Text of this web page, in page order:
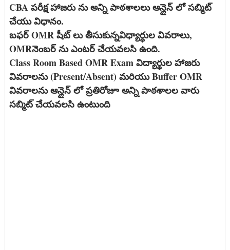
CBA పరీక్ష హాజరు ను అన్ని పాఠశాలలు ఆన్లైన్ లో సబ్మిట్
చేయు విధానం.
బఫర్ OMR షీట్ లు తీసుకున్నవిధ్యార్ధుల వివరాలు,
OMRనెంబర్ ను ఎంటర్ చేయవలసి ఉంది.
Class Room Based OMR Exam విద్యార్థుల హాజరు
వివరాలను (Present/Absent) మరియు Buffer OMR
వివరాలను ఆన్లైన్ లో ప్రతిరోజూ అన్ని పాఠశాలల వారు
సబ్మిట్ చేయవలసి ఉంటుంది